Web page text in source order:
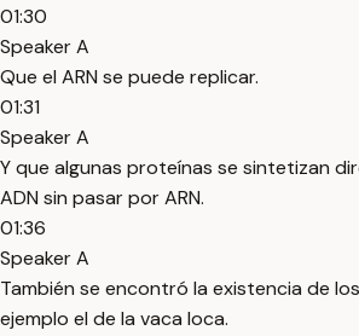
01:30
Speaker A
Que el ARN se puede replicar.
01:31
Speaker A
Y que algunas proteínas se sintetizan
ADN sin pasar por ARN.
01:36
Speaker A
También se encontró la existencia de
ejemplo el de la vaca loca.